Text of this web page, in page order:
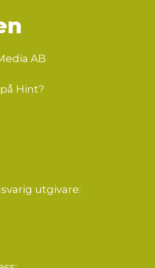
AB
Hint?
utgivare: